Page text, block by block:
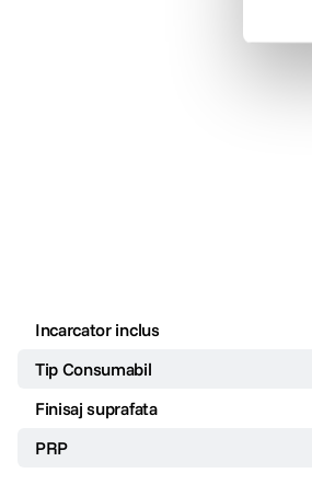
Incarcator inclus
Tip Consumabil
Finisaj suprafata
PRP